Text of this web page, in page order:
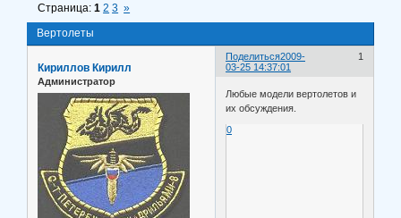
Вертолеты
Страница:1 2 3 »
Поделиться 1
2009-
03-25 14:37:01
Кириллов Кирилл
Администратор
Любые модели вертолетов и
их обсуждения.
0